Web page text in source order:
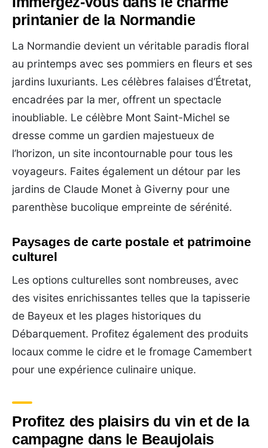
printanier de la Normandie
La Normandie devient un véritable paradis floral
au printemps avec ses pommiers en fleurs et ses
jardins luxuriants. Les célèbres falaises d’Étretat,
encadrées par la mer, offrent un spectacle
inoubliable. Le célèbre Mont Saint-Michel se
dresse comme un gardien majestueux de
l’horizon, un site incontournable pour tous les
voyageurs. Faites également un détour par les
jardins de Claude Monet à Giverny pour une
parenthèse bucolique empreinte de sérénité.
Paysages de carte postale et patrimoine
culturel
Les options culturelles sont nombreuses, avec
des visites enrichissantes telles que la tapisserie
de Bayeux et les plages historiques du
Débarquement. Profitez également des produits
locaux comme le cidre et le fromage Camembert
pour une expérience culinaire unique.
Profitez des plaisirs du vin et de la
campagne dans le Beaujolais